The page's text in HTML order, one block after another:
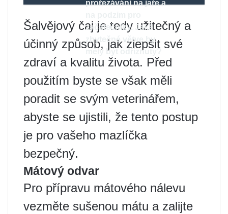
prořezávání na jaře a
začátečníky. Jaké
zbytečné větve by
měly být odříznuty?
Šalvějový čaj je tedy užitečný a
účinný způsob, jak zlepšit své
zdraví a kvalitu života. Před
použitím byste se však měli
poradit se svým veterinářem,
abyste se ujistili, že tento postup
je pro vašeho mazlíčka
bezpečný.
Mátový odvar
Pro přípravu mátového nálevu
vezměte sušenou mátu a zalijte